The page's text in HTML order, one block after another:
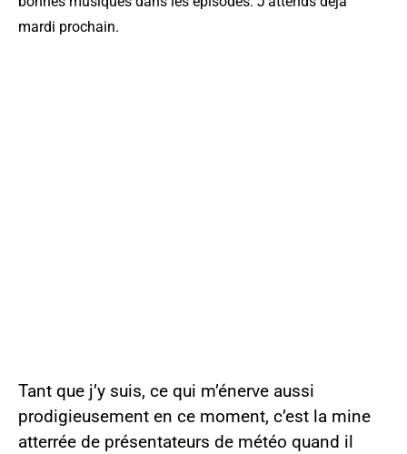
mardi prochain.
Tant que j’y suis, ce qui m’énerve aussi
prodigieusement en ce moment, c’est la mine
atterrée de présentateurs de météo quand il